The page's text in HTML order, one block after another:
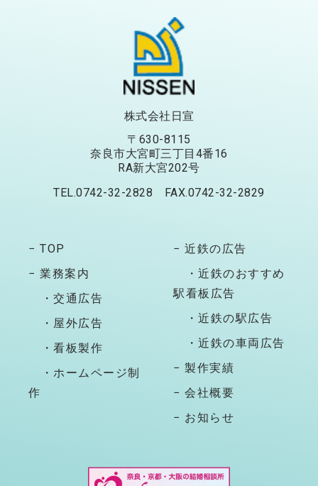
株式会社日宣
〒630-8115
奈良市大宮町三丁目4番16
RA新大宮202号
TEL.0742-32-2828 FAX.0742-32-2829
− TOP
− 業務案内
・交通広告
・屋外広告
・看板製作
・ホームページ制
作
− 近鉄の広告
・近鉄のおすすめ
駅看板広告
・近鉄の駅広告
・近鉄の車両広告
− 製作実績
− 会社概要
− お知らせ